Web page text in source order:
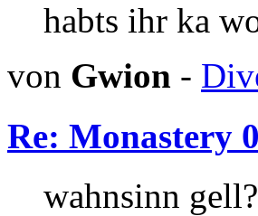
habts ihr ka
von Gwion -
Re: Monastery
wahnsinn